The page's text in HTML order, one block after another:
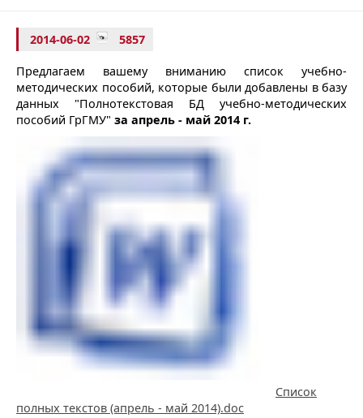
2014-06-02 5857
Предлагаем вашему вниманию список учебно-
методических пособий, которые были добавлены в базу
данных "Полнотекстовая БД учебно-методических
пособий ГрГМУ" за апрель - май 2014 г.
Список
полных текстов (апрель - май 2014).doc